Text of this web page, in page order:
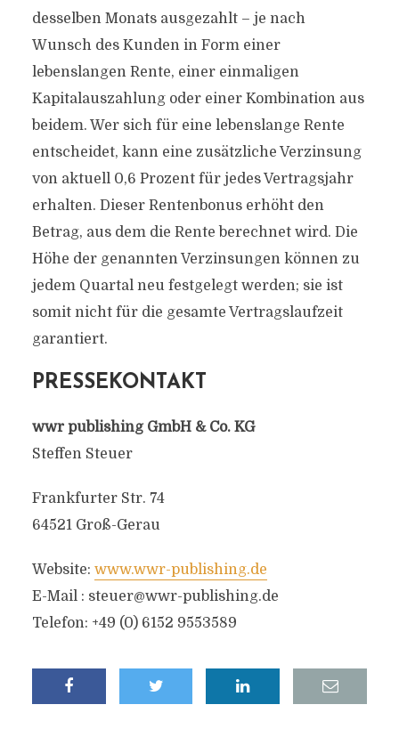
desselben Monats ausgezahlt – je nach
Wunsch des Kunden in Form einer
lebenslangen Rente, einer einmaligen
Kapitalauszahlung oder einer Kombination aus
beidem. Wer sich für eine lebenslange Rente
entscheidet, kann eine zusätzliche Verzinsung
von aktuell 0,6 Prozent für jedes Vertragsjahr
erhalten. Dieser Rentenbonus erhöht den
Betrag, aus dem die Rente berechnet wird. Die
Höhe der genannten Verzinsungen können zu
jedem Quartal neu festgelegt werden; sie ist
somit nicht für die gesamte Vertragslaufzeit
garantiert.
PRESSEKONTAKT
wwr publishing GmbH & Co. KG
Steffen Steuer
Frankfurter Str. 74
64521 Groß-Gerau
Website: www.wwr-publishing.de
E-Mail : steuer@wwr-publishing.de
Telefon: +49 (0) 6152 9553589